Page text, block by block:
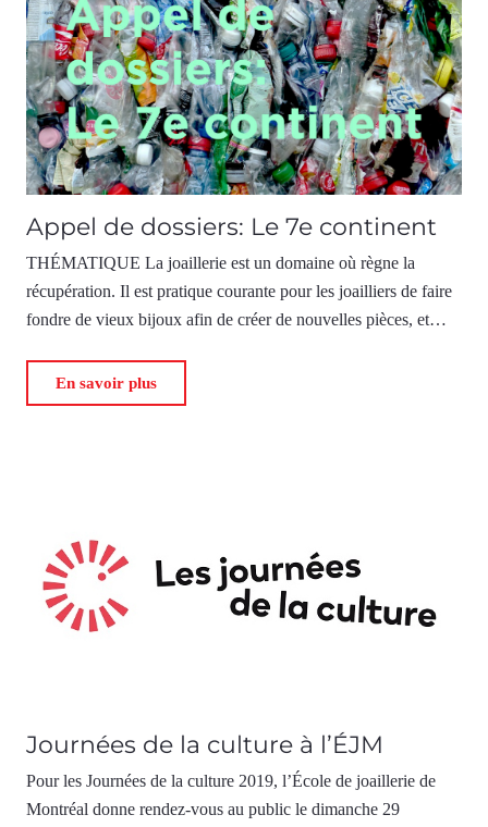
Appel de dossiers: Le 7e continent
THÉMATIQUE La joaillerie est un domaine où règne la
récupération. Il est pratique courante pour les joailliers de faire
fondre de vieux bijoux afin de créer de nouvelles pièces, et…
En savoir plus
Journées de la culture à l’ÉJM
Pour les Journées de la culture 2019, l’École de joaillerie de
Montréal donne rendez-vous au public le dimanche 29